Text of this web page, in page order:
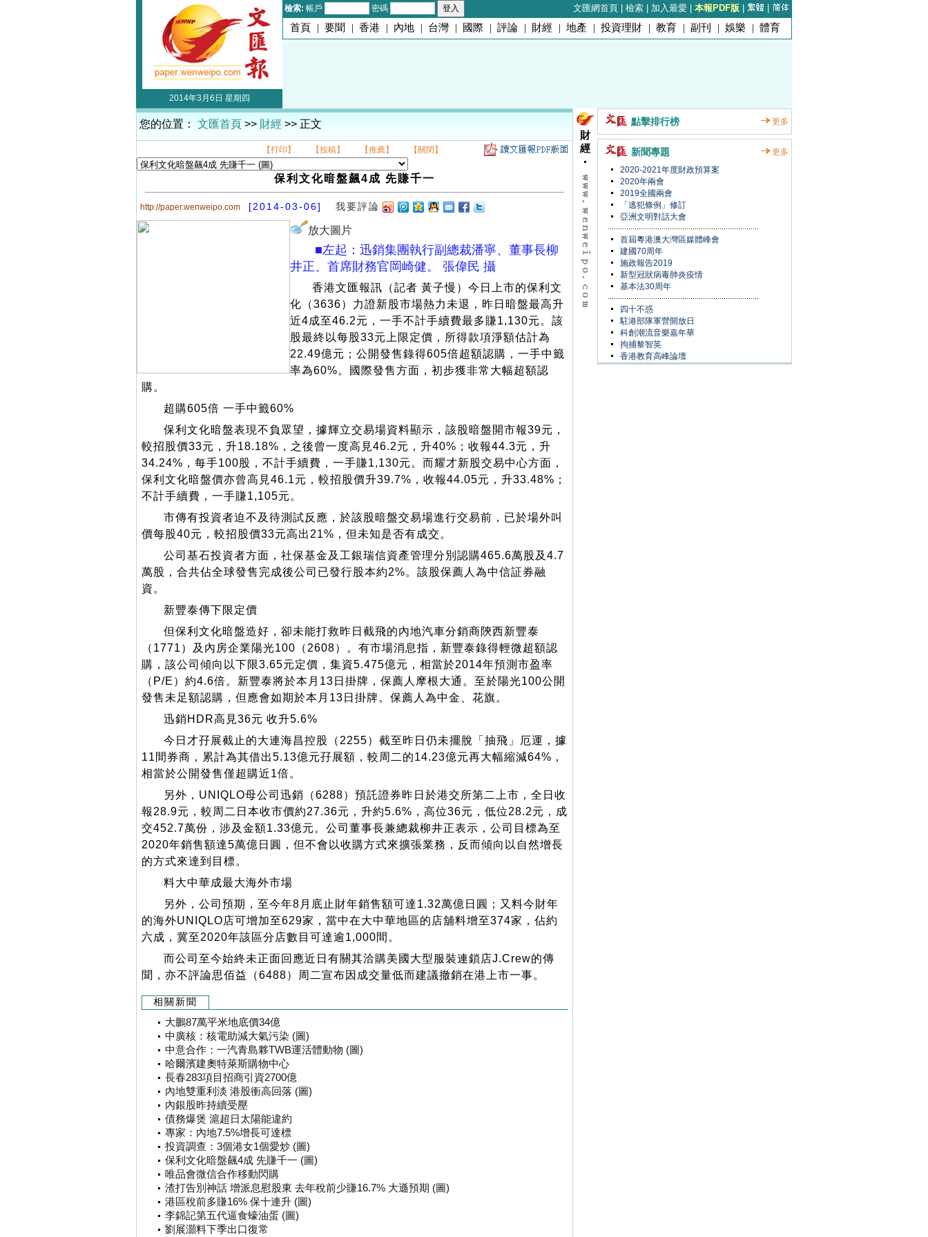
檢索: 帳戶 密碼 文匯網首頁 檢索 加入最愛 本報PDF版
首頁 | 要聞 | 香港 | 內地 | 台灣 | 國際 | 評論 | 財經 | 地產 | 投資理財 | 教育 | 副刊 | 娛樂 | 體育
2014年3月6日 星期四
您的位置： 文匯首頁 >> 財經 >> 正文
【打印】 【投稿】 【推薦】 【關閉】
保利文化暗盤飆4成 先賺千一
http://paper.wenweipo.com [2014-03-06] 我要評論
放大圖片
■左起：迅銷集團執行副總裁潘寧、董事長柳
井正、首席財務官岡崎健。 張偉民 攝
香港文匯報訊（記者 黃子慢）今日上市的保利文
化（3636）力證新股市場熱力未退，昨日暗盤最高升
近4成至46.2元，一手不計手續費最多賺1,130元。該
股最終以每股33元上限定價，所得款項淨額估計為
22.49億元；公開發售錄得605倍超額認購，一手中籤
率為60%。國際發售方面，初步獲非常大幅超額認
購。
超購605倍 一手中籤60%
保利文化暗盤表現不負眾望，據輝立交易場資料顯示，該股暗盤開市報39元，
較招股價33元，升18.18%，之後曾一度高見46.2元，升40%；收報44.3元，升
34.24%，每手100股，不計手續費，一手賺1,130元。而耀才新股交易中心方面，
保利文化暗盤價亦曾高見46.1元，較招股價升39.7%，收報44.05元，升33.48%；
不計手續費，一手賺1,105元。
市傳有投資者迫不及待測試反應，於該股暗盤交易場進行交易前，已於場外叫
價每股40元，較招股價33元高出21%，但未知是否有成交。
公司基石投資者方面，社保基金及工銀瑞信資產管理分別認購465.6萬股及4.7
萬股，合共佔全球發售完成後公司已發行股本約2%。該股保薦人為中信証券融
資。
新豐泰傳下限定價
但保利文化暗盤造好，卻未能打救昨日截飛的內地汽車分銷商陝西新豐泰
（1771）及內房企業陽光100（2608）。有市場消息指，新豐泰錄得輕微超額認
購，該公司傾向以下限3.65元定價，集資5.475億元，相當於2014年預測市盈率
（P/E）約4.6倍。新豐泰將於本月13日掛牌，保薦人摩根大通。至於陽光100公開
發售未足額認購，但應會如期於本月13日掛牌。保薦人為中金、花旗。
迅銷HDR高見36元 收升5.6%
今日才孖展截止的大連海昌控股（2255）截至昨日仍未擺脫「抽飛」厄運，據
11間券商，累計為其借出5.13億元孖展額，較周二的14.23億元再大幅縮減64%，
相當於公開發售僅超購近1倍。
另外，UNIQLO母公司迅銷（6288）預託證券昨日於港交所第二上市，全日收
報28.9元，較周二日本收市價約27.36元，升約5.6%，高位36元，低位28.2元，成
交452.7萬份，涉及金額1.33億元。公司董事長兼總裁柳井正表示，公司目標為至
2020年銷售額達5萬億日圓，但不會以收購方式來擴張業務，反而傾向以自然增長
的方式來達到目標。
料大中華成最大海外市場
另外，公司預期，至今年8月底止財年銷售額可達1.32萬億日圓；又料今財年
的海外UNIQLO店可增加至629家，當中在大中華地區的店舖料增至374家，佔約
六成，冀至2020年該區分店數目可達逾1,000間。
而公司至今始終未正面回應近日有關其洽購美國大型服裝連鎖店J.Crew的傳
聞，亦不評論思佰益（6488）周二宣布因成交量低而建議撤銷在港上市一事。
相關新聞
大鵬87萬平米地底價34億
中廣核：核電助減大氣污染 (圖)
中意合作：一汽青島夥TWB運活體動物 (圖)
哈爾濱建奧特萊斯購物中心
長春283項目招商引資2700億
內地雙重利淡 港股衝高回落 (圖)
內銀股昨持續受壓
債務爆煲 滬超日太陽能違約
專家：內地7.5%增長可達標
投資調查：3個港女1個愛炒 (圖)
保利文化暗盤飆4成 先賺千一 (圖)
唯品會微信合作移動閃購
渣打告別神話 增派息慰股東 去年稅前少賺16.7% 大遜預期 (圖)
港區稅前多賺16% 保十連升 (圖)
李錦記第五代逼食蠔油蛋 (圖)
劉展灝料下季出口復常
財
經
點擊排行榜 更多
新聞專題
更多
2020-2021年度財政預算案
2020年兩會
2019全國兩會
「逃犯條例」修訂
亞洲文明對話大會
首屆粵港澳大灣區媒體峰會
建國70周年
施政報告2019
新型冠狀病毒肺炎疫情
基本法30周年
四十不惑
駐港部隊軍營開放日
科創潮流音樂嘉年華
拘捕黎智英
香港教育高峰論壇